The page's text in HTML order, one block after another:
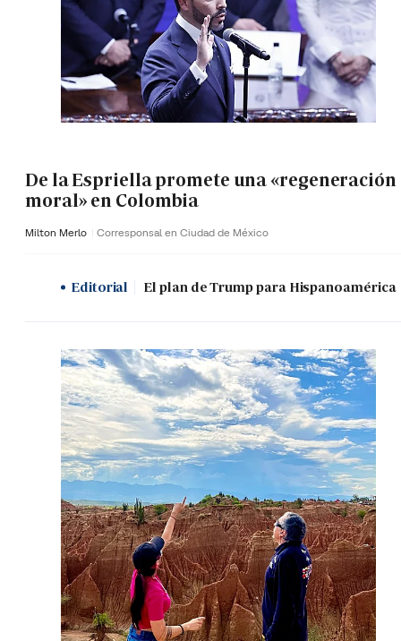
De la Espriella promete una «regeneración
moral» en Colombia
Milton Merlo Corresponsal en Ciudad de México
Editorial El plan de Trump para Hispanoamérica